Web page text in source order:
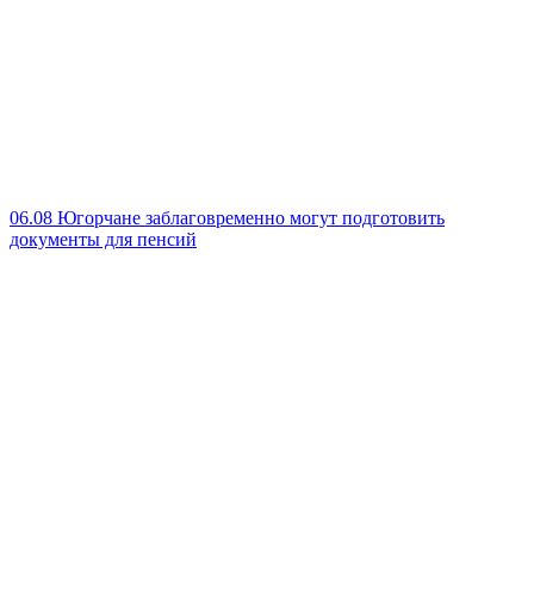
06.08 Югорчане заблаговременно могут подготовить
документы для пенсий